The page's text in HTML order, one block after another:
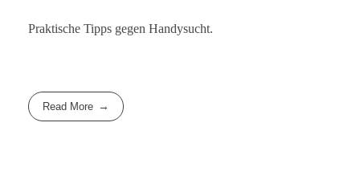
Praktische Tipps gegen Handysucht.
Read More